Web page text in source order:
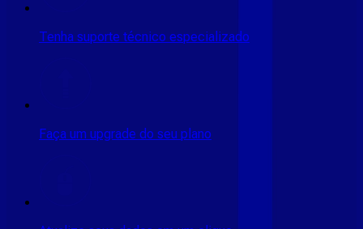
Tenha suporte técnico especializado
Faça um upgrade do seu plano